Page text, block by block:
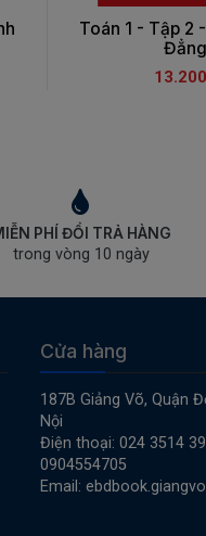
Toán 1 - Tập 2
Đẳng
PHÍ ĐỔI TRẢ HÀNG
trong vòng 10 ngày
Cửa hàng
187B Giảng Võ, Quận
Nội
Điện thoại: 024 3514
0904554705
Email: